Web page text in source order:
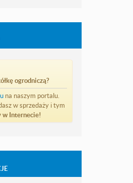
ogrodniczą?
na naszym portalu.
w sprzedaży i tym
w Internecie!